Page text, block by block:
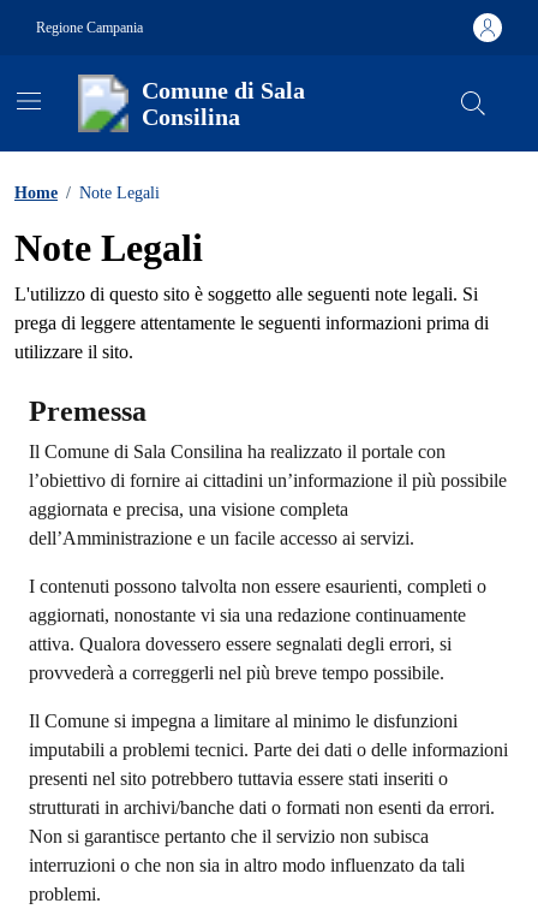
Regione Campania
Comune di Sala
Consilina
Home / Note Legali
Note Legali
L'utilizzo di questo sito è soggetto alle seguenti note legali. Si
prega di leggere attentamente le seguenti informazioni prima di
utilizzare il sito.
Premessa
Il Comune di Sala Consilina ha realizzato il portale con
l’obiettivo di fornire ai cittadini un’informazione il più possibile
aggiornata e precisa, una visione completa
dell’Amministrazione e un facile accesso ai servizi.
I contenuti possono talvolta non essere esaurienti, completi o
aggiornati, nonostante vi sia una redazione continuamente
attiva. Qualora dovessero essere segnalati degli errori, si
provvederà a correggerli nel più breve tempo possibile.
Il Comune si impegna a limitare al minimo le disfunzioni
imputabili a problemi tecnici. Parte dei dati o delle informazioni
presenti nel sito potrebbero tuttavia essere stati inseriti o
strutturati in archivi/banche dati o formati non esenti da errori.
Non si garantisce pertanto che il servizio non subisca
interruzioni o che non sia in altro modo influenzato da tali
problemi.